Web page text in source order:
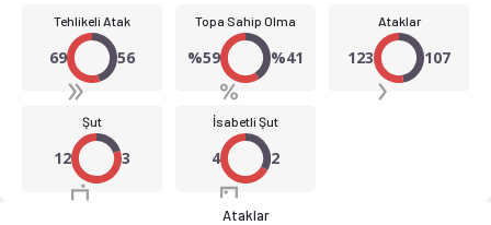
Tehlikeli Atak
69 56
Topa Sahip Olma
%59 %41
Ataklar
123 107
Şut
12 3
İsabetli Şut
4 2
Ataklar